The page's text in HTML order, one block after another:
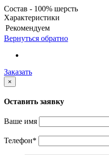
Состав - 100% шерсть
Характеристики
Рекомендуем
Вернуться обратно
Заказать
×
Оставить заявку
Ваше имя
Телефон*